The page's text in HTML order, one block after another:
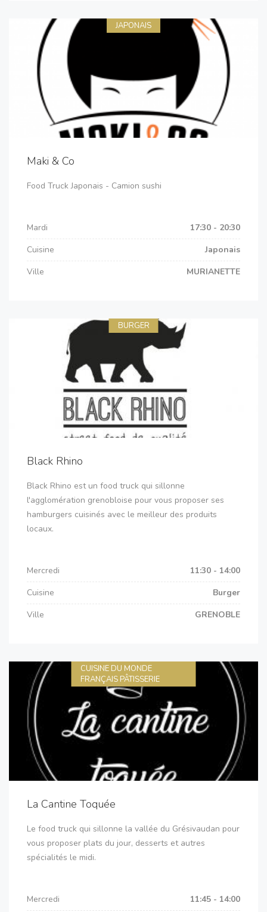
JAPONAIS
Maki & Co
Food Truck Japonais - Camion sushi
Mardi
17:30 - 20:30
Cuisine
Japonais
Ville
MURIANETTE
BURGER
Black Rhino
Black Rhino est un food truck qui sillonne
l'agglomération grenobloise pour vous proposer ses
hamburgers cuisinés avec le meilleur des produits
locaux.
Mercredi
11:30 - 14:00
Cuisine
Burger
Ville
GRENOBLE
CUISINE DU MONDE
FRANÇAIS PÂTISSERIE
La Cantine Toquée
Le food truck qui sillonne la vallée du Grésivaudan pour
vous proposer plats du jour, desserts et autres
spécialités le midi.
Mercredi 11:45 - 14:00